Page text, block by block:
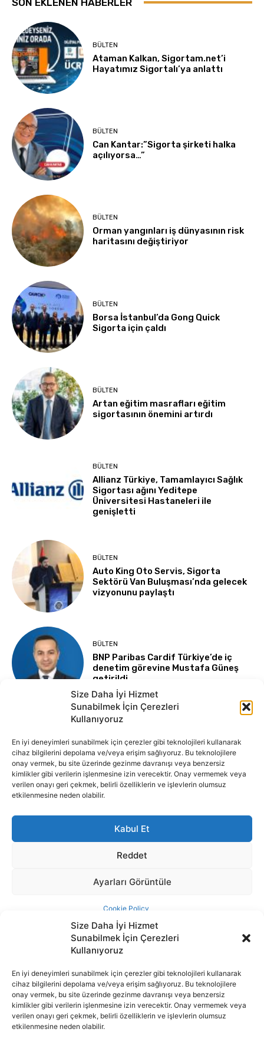
Size Daha İyi Hizmet
Sunabilmek İçin Çerezleri
Kullanıyoruz
En iyi deneyimleri sunabilmek için çerezler gibi teknolojileri kullanarak
cihaz bilgilerini depolama ve/veya erişim sağlıyoruz. Bu teknolojilere
onay vermek, bu site üzerinde gezinme davranışı veya benzersiz
kimlikler gibi verilerin işlenmesine izin verecektir. Onay vermemek veya
verilen onayı geri çekmek, belirli özelliklerin ve işlevlerin olumsuz
etkilenmesine neden olabilir.
İnternet portalımızda yer alan tüm haber metini, resim ve benzeri
içeriğin hakları Sigortamedya Yayıncılık A.Ş.'ye aittir. Hiçbir şekilde
basılı ya da elektronik bir ortamda, kaynak gösterilse bile izin
alınmadan kullanılamaz.